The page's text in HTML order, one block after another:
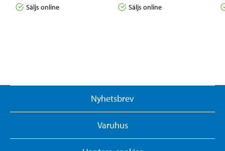
Säljs online
Säljs online
Nyhetsbrev
Varuhus